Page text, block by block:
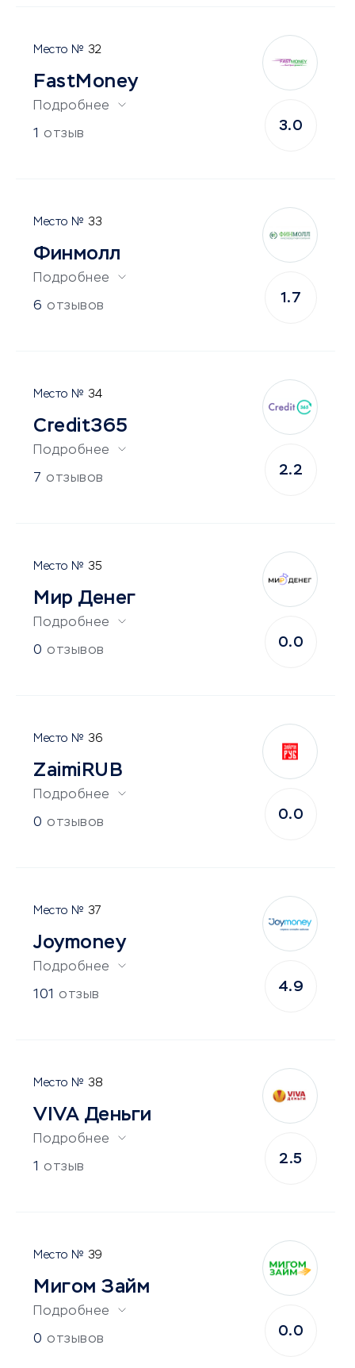
32
FastMoney
Подробнее
1 отзыв
3.0
33
Финмолл
Подробнее
6 отзывов
1.7
34
Credit365
Подробнее
7 отзывов
2.2
35
Мир Денег
Подробнее
0 отзывов
0.0
36
ZaimiRUB
Подробнее
0 отзывов
0.0
37
Joymoney
Подробнее
101 отзыв
4.9
38
VIVA Деньги
Подробнее
1 отзыв
2.5
39
Мигом Займ
Подробнее
0 отзывов
0.0